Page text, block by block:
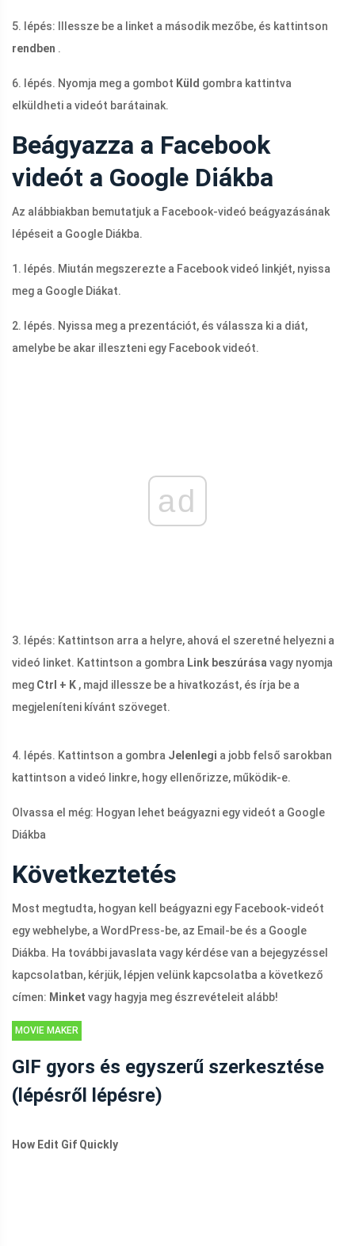
5. lépés: Illessze be a linket a második mezőbe, és kattintson
rendben .
6. lépés. Nyomja meg a gombot Küld gombra kattintva
elküldheti a videót barátainak.
Beágyazza a Facebook
videót a Google Diákba
Az alábbiakban bemutatjuk a Facebook-videó beágyazásának
lépéseit a Google Diákba.
1. lépés. Miután megszerezte a Facebook videó linkjét, nyissa
meg a Google Diákat.
2. lépés. Nyissa meg a prezentációt, és válassza ki a diát,
amelybe be akar illeszteni egy Facebook videót.
ad
3. lépés: Kattintson arra a helyre, ahová el szeretné helyezni a
videó linket. Kattintson a gombra Link beszúrása vagy nyomja
meg Ctrl + K , majd illessze be a hivatkozást, és írja be a
megjeleníteni kívánt szöveget.
4. lépés. Kattintson a gombra Jelenlegi a jobb felső sarokban
kattintson a videó linkre, hogy ellenőrizze, működik-e.
Olvassa el még: Hogyan lehet beágyazni egy videót a Google
Diákba
Következtetés
Most megtudta, hogyan kell beágyazni egy Facebook-videót
egy webhelybe, a WordPress-be, az Email-be és a Google
Diákba. Ha további javaslata vagy kérdése van a bejegyzéssel
kapcsolatban, kérjük, lépjen velünk kapcsolatba a következő
címen: Minket vagy hagyja meg észrevételeit alább!
MOVIE MAKER
GIF gyors és egyszerű szerkesztése
(lépésről lépésre)
How Edit Gif Quickly